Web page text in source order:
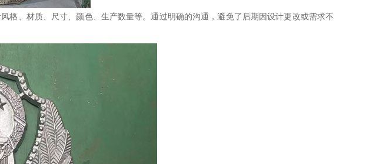
格、材质、尺寸、颜色、生产数量等。通过明确的沟通，避免了后期因设计更改或需求不